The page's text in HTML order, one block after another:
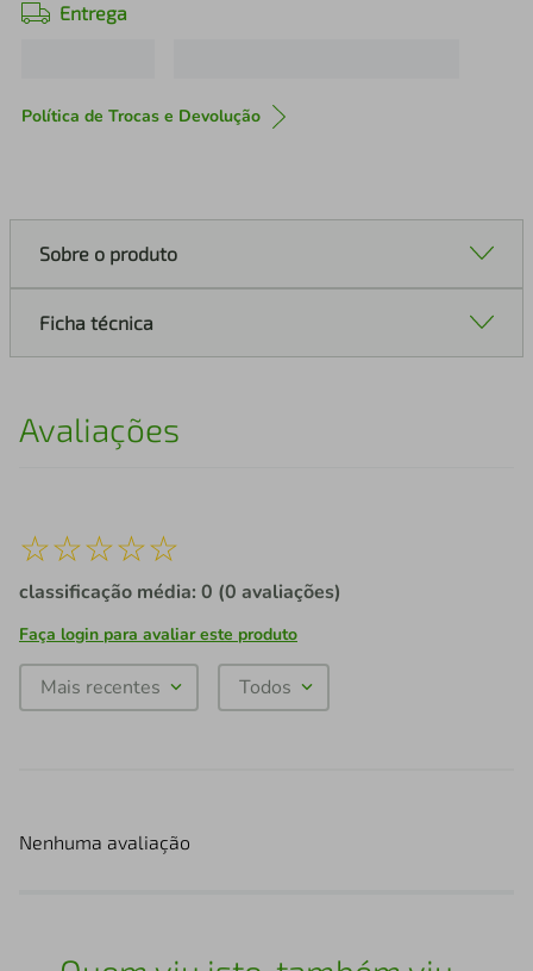
Entrega
Política de Trocas e Devolução
Sobre o produto
Ficha técnica
Avaliações
☆☆☆☆☆
classificação média: 0 (0 avaliações)
Faça login para avaliar este produto
Mais recentes Todos
Nenhuma avaliação